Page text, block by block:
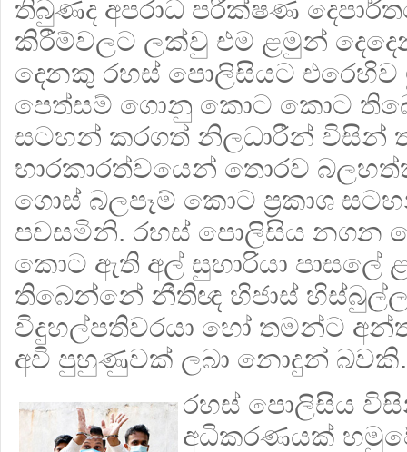
තිබුණද අපරාධ පරීක්ෂණ
කිරීම්වලට ලක්වු එම ළමුන්
දෙනකු රහස් පොලිසියට එරෙහිව
පෙත්සම් ගොනු කොට කොට
සටහන් කරගත් නිලධාරීන් විසින්
භාරකාරත්වයෙන් තොරව
ගොස් බලපෑම් කොට ප්‍රකාශ
පවසමිනි. රහස් පොලිසිය නගන
කොට ඇති අල් සුහාරියා පාසලේ
තිබෙන්නේ නීතිඥ හිජාස්
විදුහල්පතිවරයා හෝ තමන්ට
අවි පුහුණුවක් ලබා නොදුන් බවකි.
රහස් පොලිසිය
අධිකරණයක්